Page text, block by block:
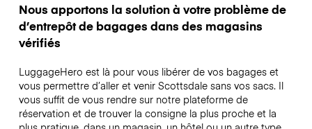
Nous apportons la solution à votre problème de
d’entrepôt de bagages dans des magasins
vérifiés
LuggageHero est là pour vous libérer de vos bagages et
vous permettre d’aller et venir Scottsdale sans vos sacs. Il
vous suffit de vous rendre sur notre plateforme de
réservation et de trouver la consigne la plus proche et la